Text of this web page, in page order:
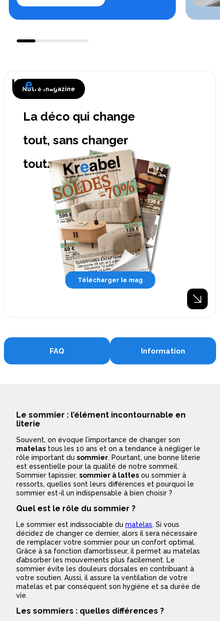
Notre magazine
La déco qui change
tout, sans changer
tout.
Télécharger le mag
FAQ Information
Le sommier : l’élément incontournable en
literie
Souvent, on évoque l’importance de changer son
matelas tous les 10 ans et on a tendance à négliger le
rôle important du sommier. Pourtant, une bonne literie
est essentielle pour la qualité de notre sommeil.
Sommier tapissier, sommier à lattes ou sommier à
ressorts, quelles sont leurs différences et pourquoi le
sommier est-il un indispensable à bien choisir ?
Quel est le rôle du sommier ?
Le sommier est indissociable du matelas. Si vous
décidez de changer ce dernier, alors il sera nécessaire
de remplacer votre sommier pour un confort optimal.
Grâce à sa fonction d’amortisseur, il permet au matelas
d’absorber les mouvements plus facilement. Le
sommier évite les douleurs dorsales en contribuant à
votre soutien. Aussi, il assure la ventilation de votre
matelas et par conséquent son hygiène et sa durée de
vie.
Les sommiers : quelles différences ?